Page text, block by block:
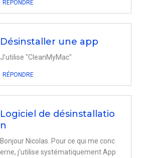
RÉPONDRE
Désinstaller une app
J’utilise "CleanMyMac"
RÉPONDRE
Logiciel de désinstallatio
n
Bonjour Nicolas. Pour ce qui me conc
erne, j'utilise systématiquement App